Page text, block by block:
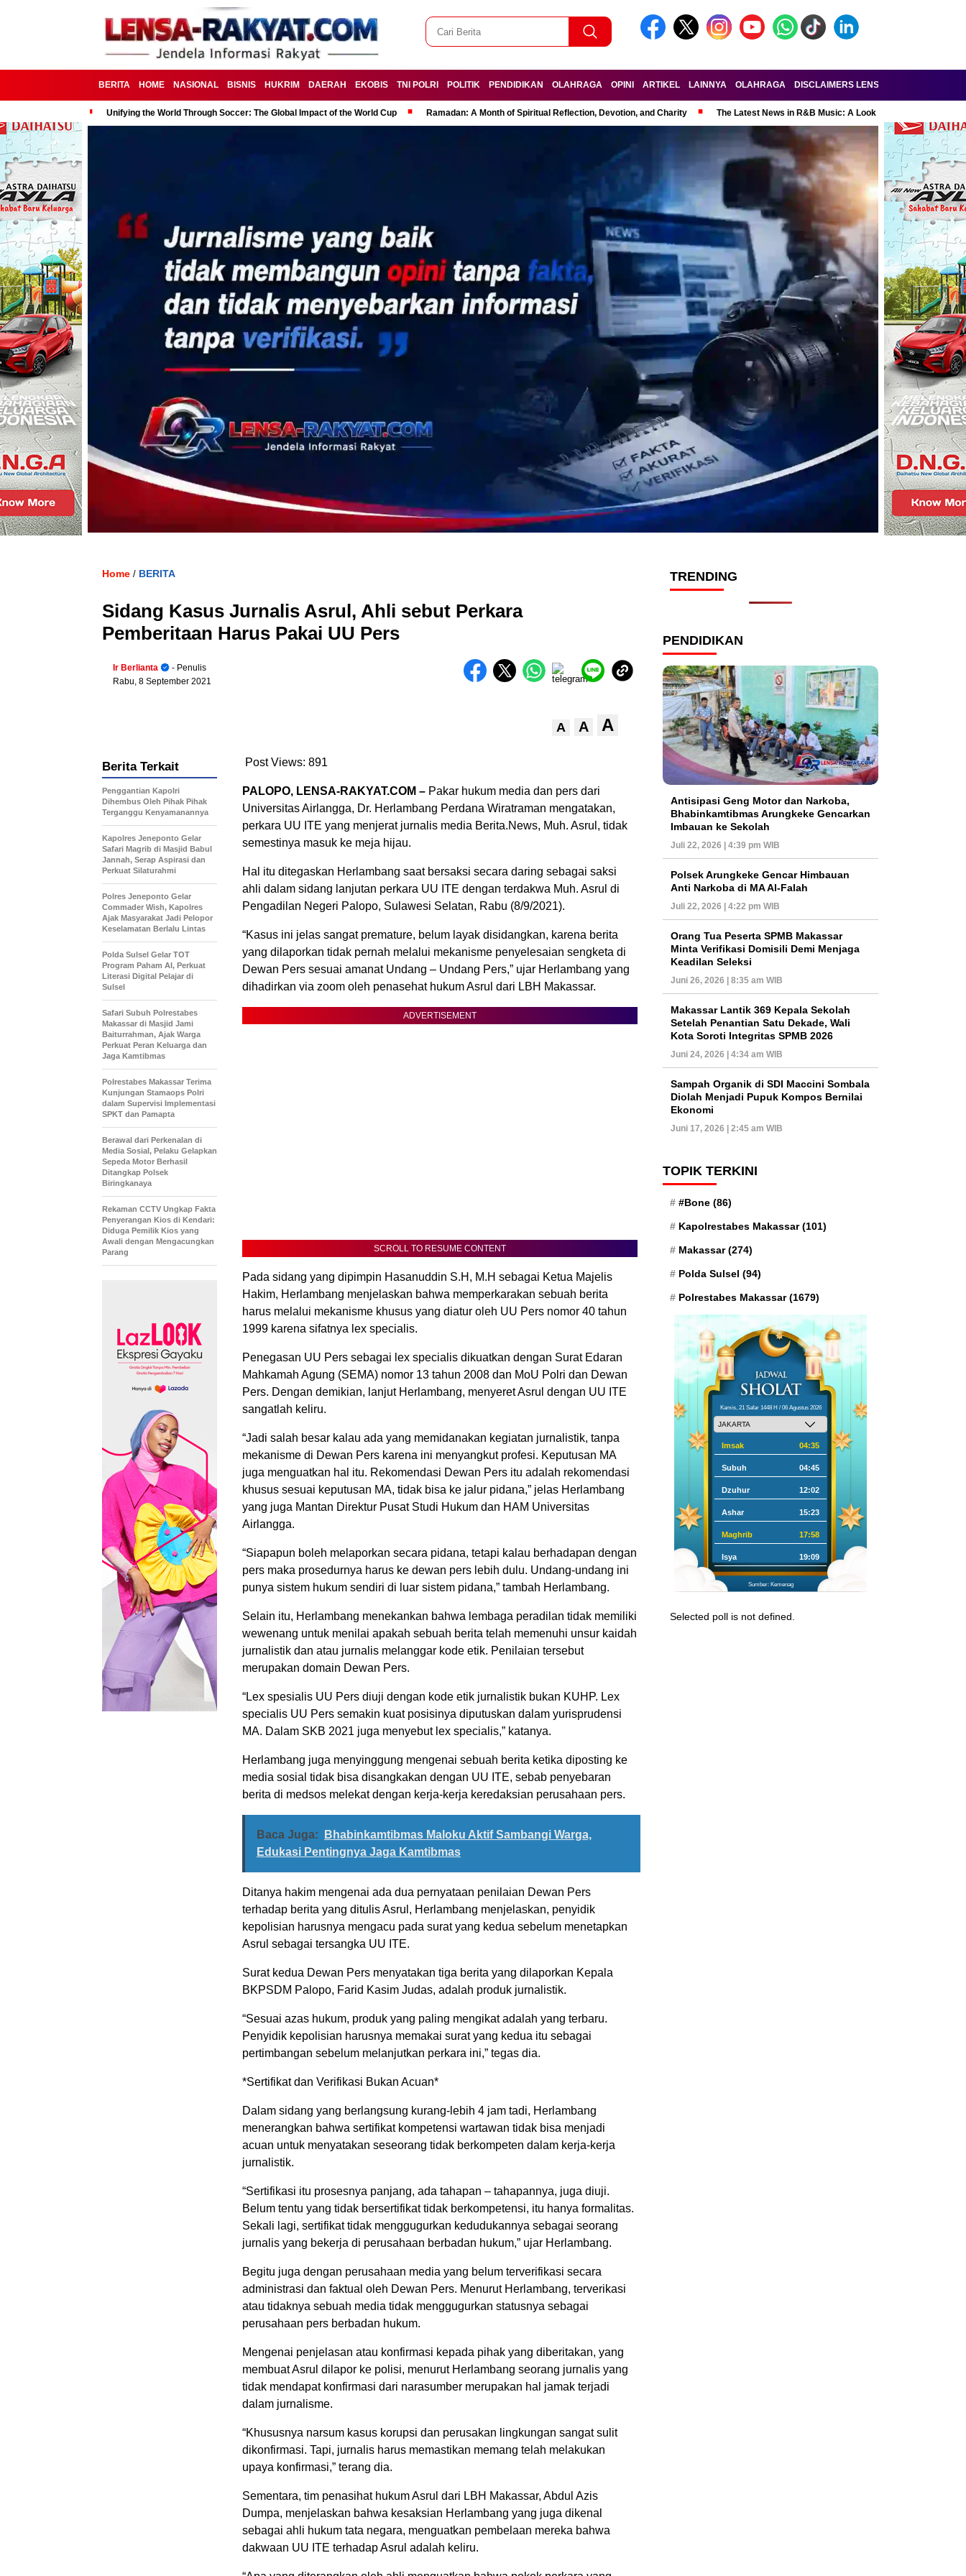
BERITA HOME NASIONAL BISNIS HUKRIM DAERAH EKOBIS TNI POLRI POLITIK PENDIDIKAN OLAHRAGA OPINI ARTIKEL LAINNYA OLAHRAGA DISCLAIMERS LENSA-RAKYAT.COM
Unifying the World Through Soccer: The Global Impact of the World Cup Ramadan: A Month of Spiritual Reflection, Devotion, and Charity The Latest News in R&B Music: A Look at Super Bowl
Home / BERITA
Sidang Kasus Jurnalis Asrul, Ahli sebut Perkara
Pemberitaan Harus Pakai UU Pers
Ir Berlianta
- Penulis
Rabu, 8 September 2021
A A A
Post Views: 891
PALOPO, LENSA-RAKYAT.COM – Pakar hukum media dan pers dari
Universitas Airlangga, Dr. Herlambang Perdana Wiratraman mengatakan,
perkara UU ITE yang menjerat jurnalis media Berita.News, Muh. Asrul, tidak
semestinya masuk ke meja hijau.
Hal itu ditegaskan Herlambang saat bersaksi secara daring sebagai saksi
ahli dalam sidang lanjutan perkara UU ITE dengan terdakwa Muh. Asrul di
Pengadilan Negeri Palopo, Sulawesi Selatan, Rabu (8/9/2021).
“Kasus ini jelas sangat premature, belum layak disidangkan, karena berita
yang dilaporkan tidak pernah melalui mekanisme penyelesaian sengketa di
Dewan Pers sesuai amanat Undang – Undang Pers,” ujar Herlambang yang
dihadirkan via zoom oleh penasehat hukum Asrul dari LBH Makassar.
ADVERTISEMENT
SCROLL TO RESUME CONTENT
Pada sidang yang dipimpin Hasanuddin S.H, M.H sebagai Ketua Majelis
Hakim, Herlambang menjelaskan bahwa memperkarakan sebuah berita
harus melalui mekanisme khusus yang diatur oleh UU Pers nomor 40 tahun
1999 karena sifatnya lex specialis.
Penegasan UU Pers sebagai lex specialis dikuatkan dengan Surat Edaran
Mahkamah Agung (SEMA) nomor 13 tahun 2008 dan MoU Polri dan Dewan
Pers. Dengan demikian, lanjut Herlambang, menyeret Asrul dengan UU ITE
sangatlah keliru.
“Jadi salah besar kalau ada yang memidanakan kegiatan jurnalistik, tanpa
mekanisme di Dewan Pers karena ini menyangkut profesi. Keputusan MA
juga menguatkan hal itu. Rekomendasi Dewan Pers itu adalah rekomendasi
khusus sesuai keputusan MA, tidak bisa ke jalur pidana,” jelas Herlambang
yang juga Mantan Direktur Pusat Studi Hukum dan HAM Universitas
Airlangga.
“Siapapun boleh melaporkan secara pidana, tetapi kalau berhadapan dengan
pers maka prosedurnya harus ke dewan pers lebih dulu. Undang-undang ini
punya sistem hukum sendiri di luar sistem pidana,” tambah Herlambang.
Selain itu, Herlambang menekankan bahwa lembaga peradilan tidak memiliki
wewenang untuk menilai apakah sebuah berita telah memenuhi unsur kaidah
jurnalistik dan atau jurnalis melanggar kode etik. Penilaian tersebut
merupakan domain Dewan Pers.
“Lex spesialis UU Pers diuji dengan kode etik jurnalistik bukan KUHP. Lex
specialis UU Pers semakin kuat posisinya diputuskan dalam yurisprudensi
MA. Dalam SKB 2021 juga menyebut lex specialis,” katanya.
Herlambang juga menyinggung mengenai sebuah berita ketika diposting ke
media sosial tidak bisa disangkakan dengan UU ITE, sebab penyebaran
berita di medsos melekat dengan kerja-kerja keredaksian perusahaan pers.
Baca Juga:
Bhabinkamtibmas Maloku Aktif Sambangi Warga,
Edukasi Pentingnya Jaga Kamtibmas
Ditanya hakim mengenai ada dua pernyataan penilaian Dewan Pers
terhadap berita yang ditulis Asrul, Herlambang menjelaskan, penyidik
kepolisian harusnya mengacu pada surat yang kedua sebelum menetapkan
Asrul sebagai tersangka UU ITE.
Surat kedua Dewan Pers menyatakan tiga berita yang dilaporkan Kepala
BKPSDM Palopo, Farid Kasim Judas, adalah produk jurnalistik.
“Sesuai azas hukum, produk yang paling mengikat adalah yang terbaru.
Penyidik kepolisian harusnya memakai surat yang kedua itu sebagai
pertimbangan sebelum melanjutkan perkara ini,” tegas dia.
*Sertifikat dan Verifikasi Bukan Acuan*
Dalam sidang yang berlangsung kurang-lebih 4 jam tadi, Herlambang
menerangkan bahwa sertifikat kompetensi wartawan tidak bisa menjadi
acuan untuk menyatakan seseorang tidak berkompeten dalam kerja-kerja
jurnalistik.
“Sertifikasi itu prosesnya panjang, ada tahapan – tahapannya, juga diuji.
Belum tentu yang tidak bersertifikat tidak berkompetensi, itu hanya formalitas.
Sekali lagi, sertifikat tidak menggugurkan kedudukannya sebagai seorang
jurnalis yang bekerja di perusahaan berbadan hukum,” ujar Herlambang.
Begitu juga dengan perusahaan media yang belum terverifikasi secara
administrasi dan faktual oleh Dewan Pers. Menurut Herlambang, terverikasi
atau tidaknya sebuah media tidak menggugurkan statusnya sebagai
perusahaan pers berbadan hukum.
Mengenai penjelasan atau konfirmasi kepada pihak yang diberitakan, yang
membuat Asrul dilapor ke polisi, menurut Herlambang seorang jurnalis yang
tidak mendapat konfirmasi dari narasumber merupakan hal jamak terjadi
dalam jurnalisme.
“Khususnya narsum kasus korupsi dan perusakan lingkungan sangat sulit
dikonfirmasi. Tapi, jurnalis harus memastikan memang telah melakukan
upaya konfirmasi,” terang dia.
Sementara, tim penasihat hukum Asrul dari LBH Makassar, Abdul Azis
Dumpa, menjelaskan bahwa kesaksian Herlambang yang juga dikenal
sebagai ahli hukum tata negara, menguatkan pembelaan mereka bahwa
dakwaan UU ITE terhadap Asrul adalah keliru.
Berita Terkait
Penggantian Kapolri
Dihembus Oleh Pihak Pihak
Terganggu Kenyamanannya
Kapolres Jeneponto Gelar
Safari Magrib di Masjid Babul
Jannah, Serap Aspirasi dan
Perkuat Silaturahmi
Polres Jeneponto Gelar
Commader Wish, Kapolres
Ajak Masyarakat Jadi Pelopor
Keselamatan Berlalu Lintas
Polda Sulsel Gelar TOT
Program Paham AI, Perkuat
Literasi Digital Pelajar di
Sulsel
Safari Subuh Polrestabes
Makassar di Masjid Jami
Baiturrahman, Ajak Warga
Perkuat Peran Keluarga dan
Jaga Kamtibmas
Polrestabes Makassar Terima
Kunjungan Stamaops Polri
dalam Supervisi Implementasi
SPKT dan Pamapta
Berawal dari Perkenalan di
Media Sosial, Pelaku Gelapkan
Sepeda Motor Berhasil
Ditangkap Polsek
Biringkanaya
Rekaman CCTV Ungkap Fakta
Penyerangan Kios di Kendari:
Diduga Pemilik Kios yang
Awali dengan Mengacungkan
Parang
TRENDING
PENDIDIKAN
Antisipasi Geng Motor dan Narkoba,
Bhabinkamtibmas Arungkeke Gencarkan
Imbauan ke Sekolah
Juli 22, 2026 | 4:39 pm WIB
Polsek Arungkeke Gencar Himbauan
Anti Narkoba di MA Al-Falah
Juli 22, 2026 | 4:22 pm WIB
Orang Tua Peserta SPMB Makassar
Minta Verifikasi Domisili Demi Menjaga
Keadilan Seleksi
Juni 26, 2026 | 8:35 am WIB
Makassar Lantik 369 Kepala Sekolah
Setelah Penantian Satu Dekade, Wali
Kota Soroti Integritas SPMB 2026
Juni 24, 2026 | 4:34 am WIB
Sampah Organik di SDI Maccini Sombala
Diolah Menjadi Pupuk Kompos Bernilai
Ekonomi
Juni 17, 2026 | 2:45 am WIB
TOPIK TERKINI
#Bone (86)
Kapolrestabes Makassar(101)
Makassar(274)
Polda Sulsel (94)
Polrestabes Makassar(1679)
Kamis, 21 Safar 1448 H / 06 Agustus 2026
Imsak 04:35
Subuh 04:45
Dzuhur 12:02
Ashar 15:23
Maghrib 17:58
Isya 19:09
Sumber: Kemenag
Selected poll is not defined.